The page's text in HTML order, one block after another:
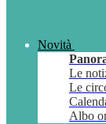
Novità
Le
Le
Albo